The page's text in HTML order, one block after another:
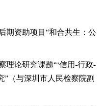
期资助项目“和合共生：公
理论研究课题“‘信用-行政-
”（与深圳市人民检察院副